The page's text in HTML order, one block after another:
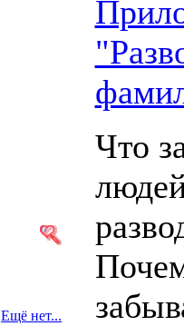
Ещё нет...
Что